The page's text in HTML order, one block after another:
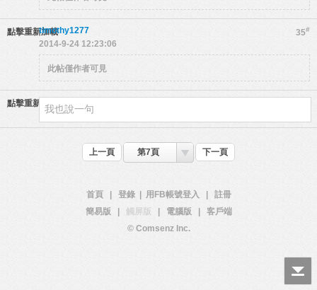
點擊重新加載 35#
timothy1277
2014-9-24 12:23:06
此帖僅作者可見
點擊重新加載
上一頁 第7頁 下一頁
首頁 登錄 用FB帳號登入
註冊
簡易版
觸屏版 電腦版
客戶端
© Comsenz Inc.